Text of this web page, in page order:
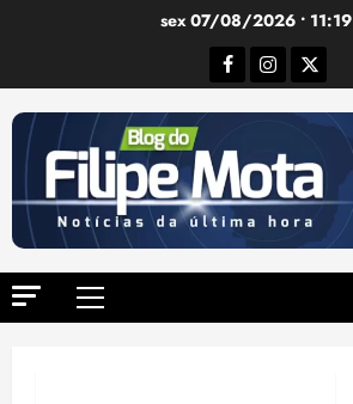
sex 07/08/2026 • 11:19
Facebook
Instagram
Twitter
Menu